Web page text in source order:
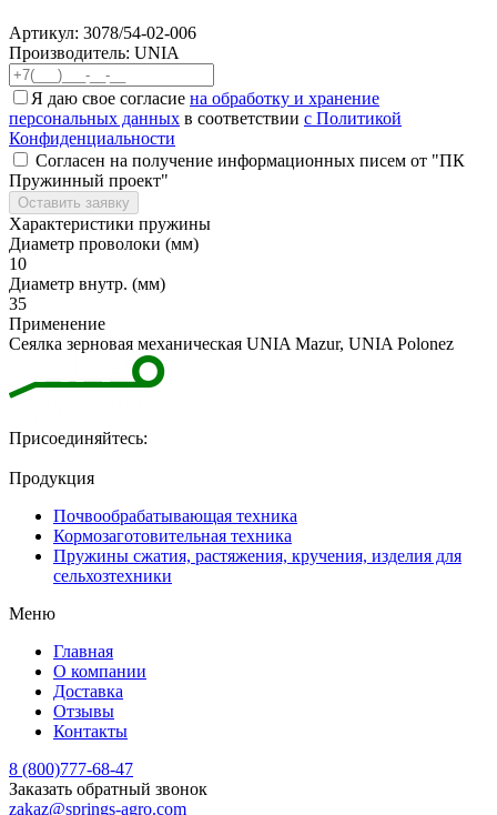
Артикул: 3078/54-02-006
Производитель: UNIA
Я даю свое согласие на обработку и хранение
персональных данных в соответствии с Политикой
Конфиденциальности
Согласен на получение информационных писем от "ПК
Пружинный проект"
Оставить заявку
Характеристики пружины
Диаметр проволоки (мм)
10
Диаметр внутр. (мм)
35
Применение
Сеялка зерновая механическая UNIA Mazur, UNIA Polonez
Присоединяйтесь:
Продукция
Почвообрабатывающая техника
Кормозаготовительная техника
Пружины сжатия, растяжения, кручения, изделия для
сельхозтехники
Меню
Главная
О компании
Доставка
Отзывы
Контакты
8 (800)777-68-47
Заказать обратный звонок
zakaz@springs-agro.com